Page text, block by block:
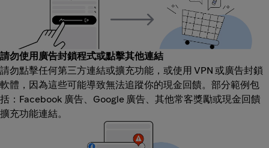
請勿使用廣告封鎖程式或點擊其他連結
請勿點擊任何第三方連結或擴充功能，或使用 VPN 或廣告封鎖
軟體，因為這些可能導致無法追蹤你的現金回饋。部分範例包
括：Facebook 廣告、Google 廣告、其他常客獎勵或現金回饋
擴充功能連結。